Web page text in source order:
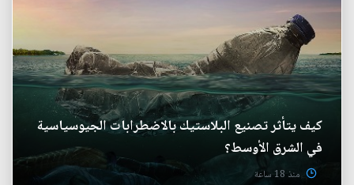
كيف يتأثر تصنيع البلاستيك بالاضطرابات الجيوسياسية
في الشرق الأوسط؟
منذ 18 ساعة